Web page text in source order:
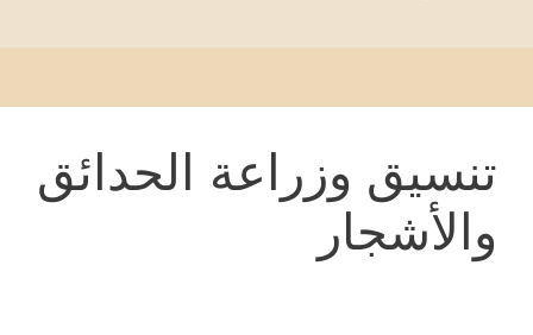
تنسيق وزراعة الحدائق
والأشجار